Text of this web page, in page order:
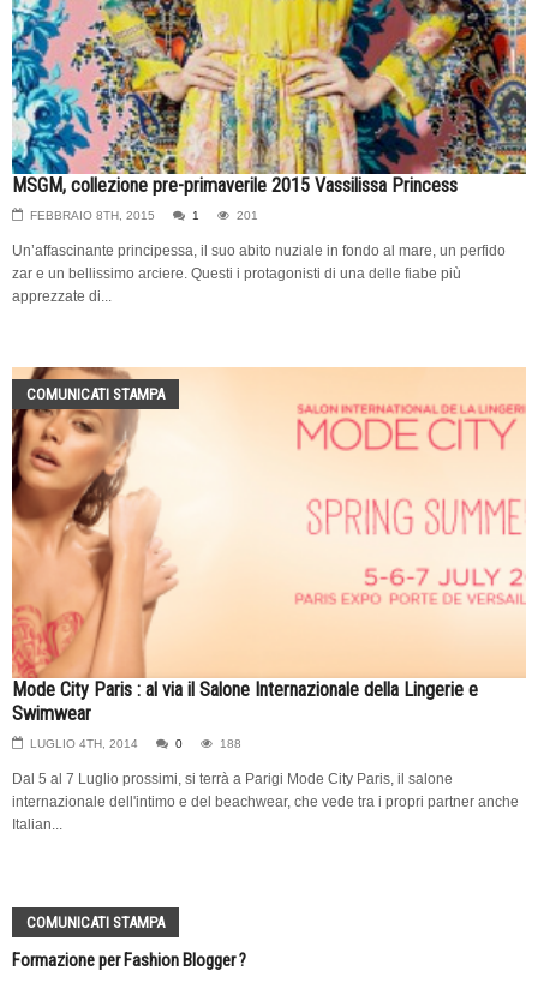
MSGM, collezione pre-primaverile 2015 Vassilissa Princess
FEBBRAIO 8TH, 2015 1 201
Un’affascinante principessa, il suo abito nuziale in fondo al mare, un perfido
zar e un bellissimo arciere. Questi i protagonisti di una delle fiabe più
apprezzate di...
COMUNICATI STAMPA
Mode City Paris : al via il Salone Internazionale della Lingerie e
Swimwear
LUGLIO 4TH, 2014 0 188
Dal 5 al 7 Luglio prossimi, si terrà a Parigi Mode City Paris, il salone
internazionale dell'intimo e del beachwear, che vede tra i propri partner anche
Italian...
COMUNICATI STAMPA
Formazione per Fashion Blogger ?